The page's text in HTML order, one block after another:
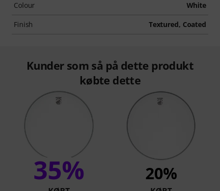
Colour White
Finish Textured, Coated
Kunder som så på dette produkt
købte dette
35% 20%